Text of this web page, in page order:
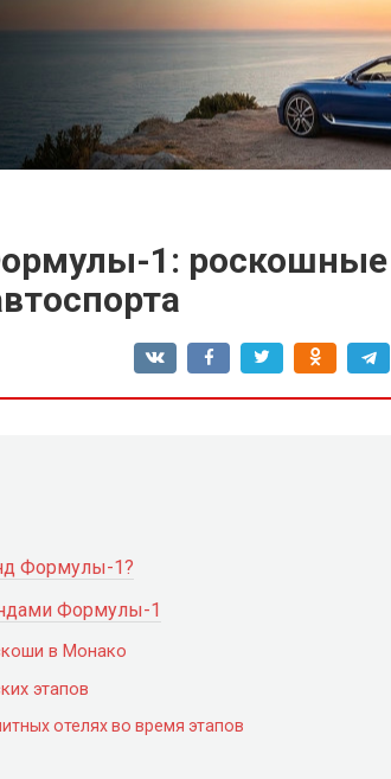
1: роскошные
Формулы-1?
Формулы-1
в Монако
этапов
отелях во время этапов